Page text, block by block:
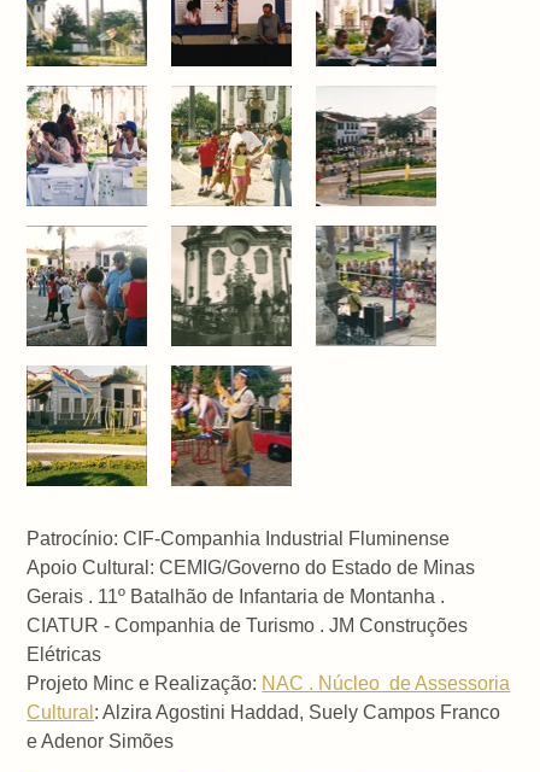
Patrocínio: CIF-Companhia Industrial Fluminense
Apoio Cultural:CEMIG/Governo do Estado de Minas
Gerais . 11º Batalhão de Infantaria de Montanha .
CIATUR - Companhia de Turismo . JM Construções
Elétricas
Projeto Minc e Realização: NAC . Núcleo de Assessoria
Cultural : Alzira Agostini Haddad, Suely Campos Franco
e Adenor Simões